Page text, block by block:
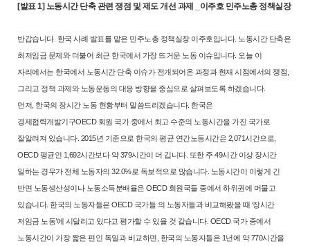
[발표 1] 노동시간 단축 관련 쟁점 및 제도 개선 과제 _이주호 민주노총 정책실장
반갑습니다. 한국 사례 발표를 맡은 민주노총 정책실장 이주호입니다. 노동시간 단축은
최저임금 문제와 더불어 최근 한국에서 가장 뜨거운 노동 이슈입니다. 오늘 이
자리에서는 한국에서 노동시간 단축 이슈가 전개되어온 과정과 현재 시점에서의 쟁점,
그리고 정책 과제와 노동운동의 대응 방향을중심으로 살펴보도록 하겠습니다.
먼저, 한국의 장시간 노동 현황부터 말씀드리겠습니다. 한국은
경제협력개발기구OECD 회원 국가 중에서 최고 수준의 노동시간을 가진 국가로
잘알려져 있습니다. 2015년 기준으로 한국의 평균 연간노동시간은 2,071시간으로,
OECD 평균인 1,692시간보다 약 379시간이 더 깁니다. 또한 주 49시간 이상 장시간
일하는 경우가 전체 노동자의 32.0%로 독보적으로 많습니다. 노동시간이 이렇게 긴
반면 노동생산성이나 노동소득분배율은 OECD 회원국들 중에서 하위권에 머물고
있습니다. 한국의 노동자들은 OECD 국가들 의 노동자들과 비교해봤을 때 ‘장시간
저임금 노동’에 시달리고 있다고 평가할 수 있을 것 같습니다. OECD 국가 중에서
노동시간이 가장 짧은 편인 독일과 비교하면, 한국의 노동자들은 1년에 약 770시간을